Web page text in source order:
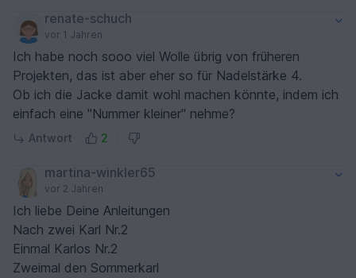
renate-schuch
vor 1 Jahren
Ich habe noch sooo viel Wolle übrig von früheren
Projekten, das ist aber eher so für Nadelstärke 4.
Ob ich die Jacke damit wohl machen könnte, indem ich
einfach eine "Nummer kleiner" nehme?
Antwort 2
martina-winkler65
vor 2 Jahren
Ich liebe Deine Anleitungen
Nach zwei Karl Nr.2
Einmal Karlos Nr.2
Zweimal den Sommerkarl